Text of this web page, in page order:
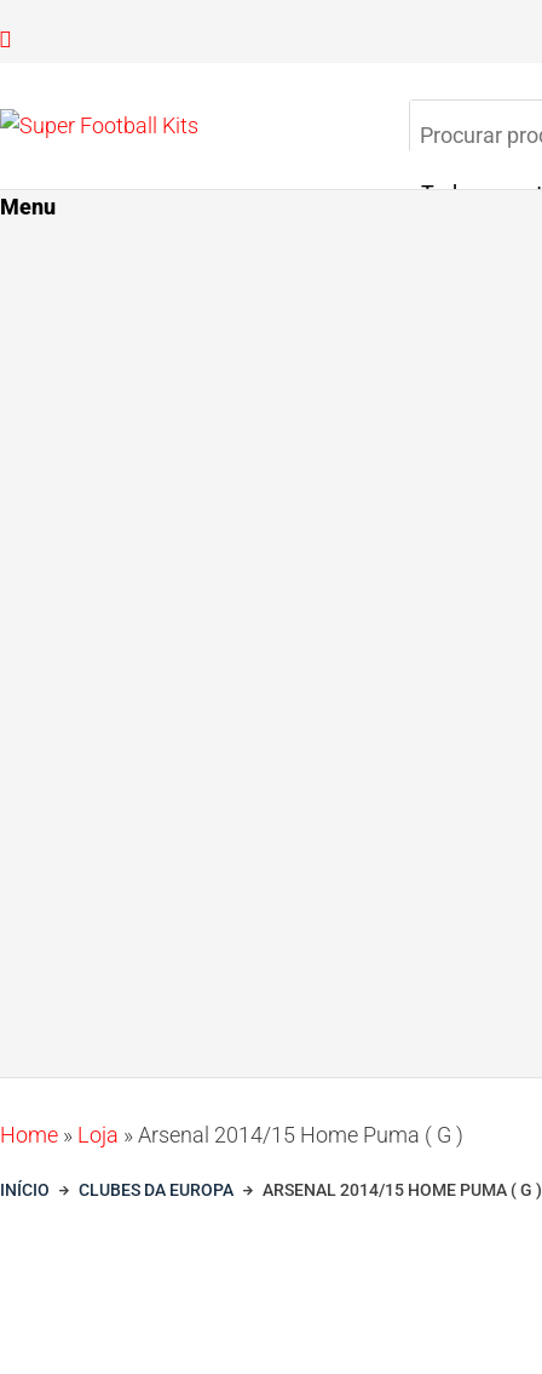
Menu
Home » Loja »Arsenal 2014/15 Home Puma ( G )
INÍCIO CLUBES DA EUROPA ARSENAL 2014/15 HOME PUMA ( G )